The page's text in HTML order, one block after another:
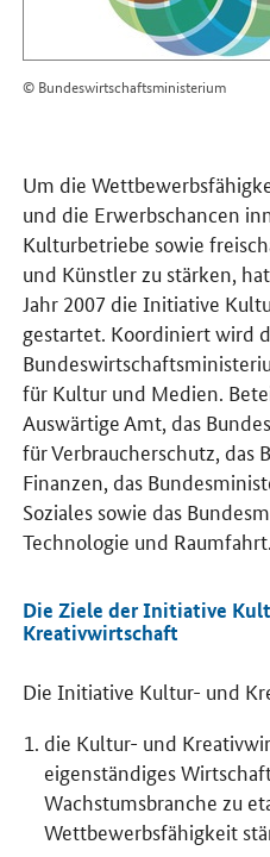
© Bundeswirtschaftsministerium
Um die
und die Erwerbschancen
Kulturbetriebe sowie
und Künstler zu stärken,
Jahr 2007 die Initiative
gestartet. Koordiniert wird
für Kultur und Medien.
Auswärtige Amt, das
für Verbraucherschutz, das
Finanzen, das
Soziales sowie das
Technologie und Raumfahrt.
Die Ziele der Initiative
Kreativwirtschaft
Die Initiative Kultur- und
die Kultur- und
eigenständiges
Wachstumsbranche zu
Wettbewerbsfähigkeit